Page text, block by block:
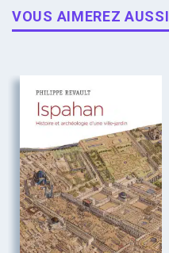
VOUS AIMEREZ AUSSI